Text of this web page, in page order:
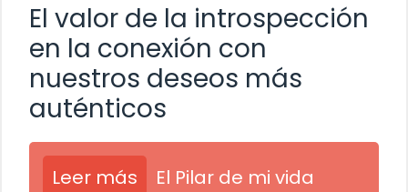
El valor de la introspección
en la conexión con
nuestros deseos más
auténticos
Leer más El Pilar de mi vida